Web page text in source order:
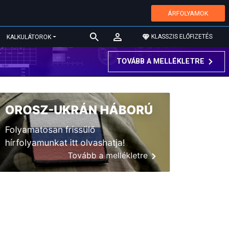
ÁRFOLYAMOK
KALKULÁTOROK KLASSZIS ELŐFIZETÉS
TOVÁBB A MELLÉKLETRE
OROSZ-UKRÁN HÁBORÚ
Folyamatosan frissülő
hírfolyamunkat itt olvashatja!
Tovább a mellékletre